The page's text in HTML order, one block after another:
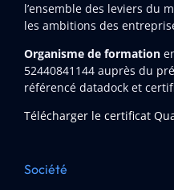
l’ensemble des leviers du
les ambitions des
Organisme de formation
52440841144auprès du
référencé datadock et
Télécharger le certificat
Société